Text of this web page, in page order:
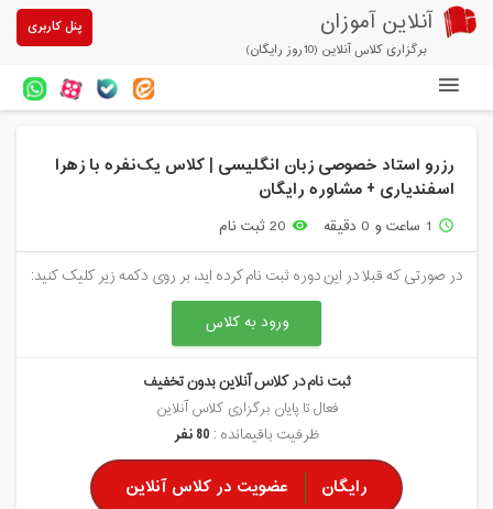
آنلاین آموزان
برگزاری کلاس آنلاین (10روز رایگان)
پنل کاربری
آزمون های آنلاین
مقالات آنلاین آموزان
خرید سرویس کلاس آنلاین
پیشنهادهای ویژه
تخفیفهای مشارکتی
درباره ما
رزرو استاد خصوصی زبان انگلیسی | کلاس یک‌نفره با زهرا
اسفندیاری + مشاوره رایگان
access_time 1 ساعت و 0 دقیقه remove_red_eye 20 ثبت نام
در صورتی که قبلا در این دوره ثبت نام کرده اید، بر روی دکمه زیر کلیک کنید:
ورود به کلاس
ثبت نام در کلاس آنلاین بدون تخفیف
فعال تا پایان برگزاری کلاس آنلاین
ظرفیت باقیمانده : 80 نفر
رایگان عضویت در کلاس آنلاین